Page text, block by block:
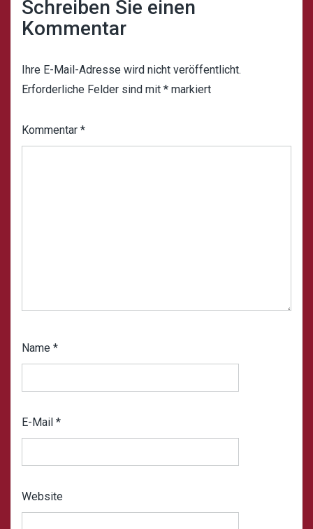
Schreiben Sie einen
Kommentar
Ihre E-Mail-Adresse wird nicht veröffentlicht.
Erforderliche Felder sind mit * markiert
Kommentar *
Name *
E-Mail *
Website